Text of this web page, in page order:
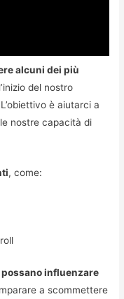
alcuni dei più
del nostro
è aiutarci a
nostre capacità di
, come:
influenzare
a scommettere